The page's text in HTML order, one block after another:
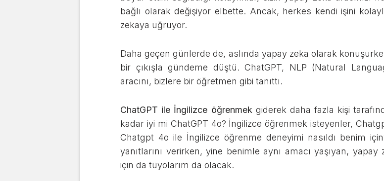
İlayda Gündoğan
Son güncelleme:07.04.2025
Sosyal
bağlı olarak değişiyor elbette. Ancak, herkes kendi işini
zekaya uğruyor.
Daha geçen günlerde de, aslında yapay zeka olarak
bir çıkışla gündeme düştü. ChatGPT, NLP (Natural
aracını, bizlere bir öğretmen gibi tanıttı.
ChatGPT ile İngilizce öğrenmek giderek daha fazla kişi
kadar iyi mi ChatGPT 4o? İngilizce öğrenmek isteyenler,
Chatgpt 4o ile İngilizce öğrenme deneyimi nasıldı benim
yanıtlarını verirken, yine benimle aynı amacı yaşıyan,
için da tüyolarım da olacak.